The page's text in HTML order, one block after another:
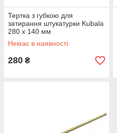
Тертка з губкою для
затирання штукатурки Kubala
280 х 140 мм
Немає в наявності
280 ₴